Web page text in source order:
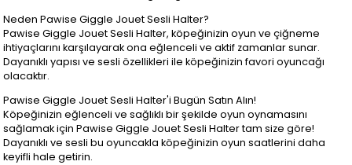
Neden Pawise Giggle Jouet Sesli Halter?
Pawise Giggle Jouet Sesli Halter, köpeğinizin oyun ve çiğneme
ihtiyaçlarını karşılayarak ona eğlenceli ve aktif zamanlar sunar.
Dayanıklı yapısı ve sesli özellikleri ile köpeğinizin favori oyuncağı
olacaktır.
Pawise Giggle Jouet Sesli Halter'i Bugün Satın Alın!
Köpeğinizin eğlenceli ve sağlıklı bir şekilde oyun oynamasını
sağlamak için Pawise Giggle Jouet Sesli Halter tam size göre!
Dayanıklı ve sesli bu oyuncakla köpeğinizin oyun saatlerini daha
keyifli hale getirin.